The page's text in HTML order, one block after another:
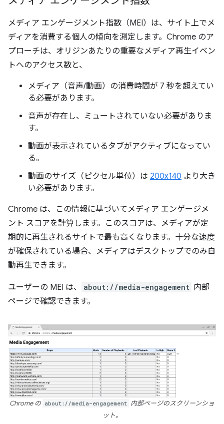
メディア エンゲージメント指数（MEI）は、サイト上でメ
ディアを消費する個人の傾向を測定します。Chrome のア
プローチは、オリジンあたりの重要なメディア再生イベン
トへのアクセス数と、
メディア（音声/動画）の消費時間が 7 秒を超えてい
る必要があります。
音声が存在し、ミュートされていない必要がありま
す。
動画が表示されているタブがアクティブになってい
る。
動画のサイズ（ピクセル単位）は 200x140 より大き
い必要があります。
Chrome は、この情報に基づいてメディア エンゲージメ
ント スコアを計算します。このスコアは、メディアが定
期的に再生されるサイトで最も高くなります。十分な速度
が確保されている場合、メディアはデスクトップでのみ自
動再生できます。
ユーザーの MEI は、 about://media-engagement 内部
ページで確認できます。
Chrome の about://media-engagement 内部ページのスクリーンショ
ット。